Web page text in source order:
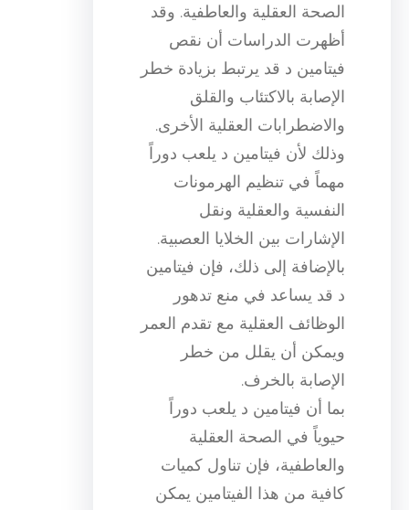
الصحة العقلية والعاطفية. وقد
أظهرت الدراسات أن نقص
فيتامين د قد يرتبط بزيادة خطر
الإصابة بالاكتئاب والقلق
والاضطرابات العقلية الأخرى.
وذلك لأن فيتامين د يلعب دوراً
مهماً في تنظيم الهرمونات
النفسية والعقلية ونقل
الإشارات بين الخلايا العصبية.
بالإضافة إلى ذلك، فإن فيتامين
د قد يساعد في منع تدهور
الوظائف العقلية مع تقدم العمر
ويمكن أن يقلل من خطر
الإصابة بالخرف.
بما أن فيتامين د يلعب دوراً
حيوياً في الصحة العقلية
والعاطفية، فإن تناول كميات
كافية من هذا الفيتامين يمكن